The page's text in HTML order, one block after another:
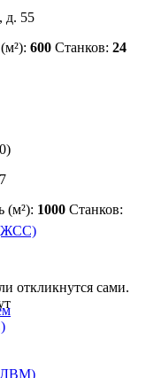
(ЖСС)
(ЛВМ)
д. 55
600 Станков: 24
(м²): 1000 Станков:
откликнутся сами.